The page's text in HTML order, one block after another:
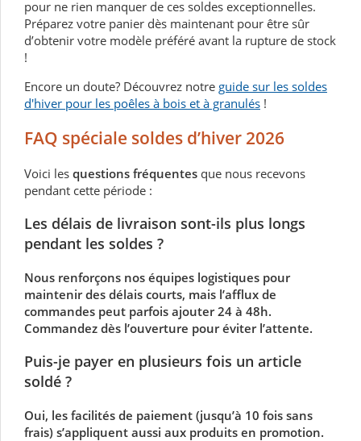
pour ne rien manquer de ces soldes exceptionnelles.
Préparez votre panier dès maintenant pour être sûr
d’obtenir votre modèle préféré avant la rupture de stock
!
Encore un doute? Découvrez notre guide sur les soldes
d'hiver pour les poêles à bois et à granulés !
FAQ spéciale soldes d’hiver 2026
Voici les questions fréquentes que nous recevons
pendant cette période :
Les délais de livraison sont-ils plus longs
pendant les soldes ?
Nous renforçons nos équipes logistiques pour
maintenir des délais courts, mais l’afflux de
commandes peut parfois ajouter 24 à 48h.
Commandez dès l’ouverture pour éviter l’attente.
Puis-je payer en plusieurs fois un article
soldé ?
Oui, les facilités de paiement (jusqu’à 10 fois sans
frais) s’appliquent aussi aux produits en promotion.